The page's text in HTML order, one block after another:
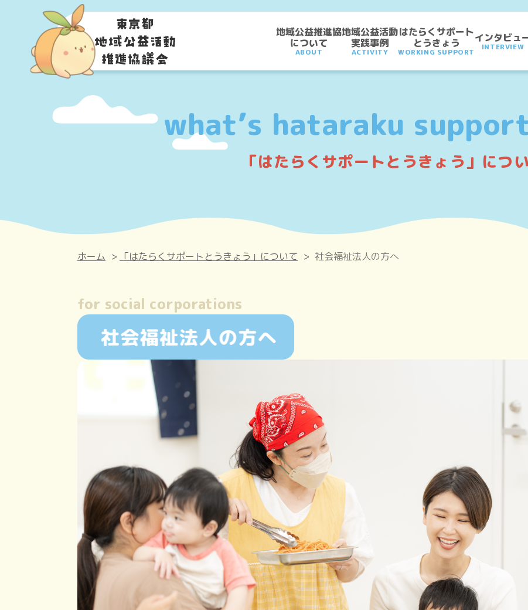
地域公益推進協
について
ABOUT
地域公益活動
実践事例
ACTIVITY
はたらくサポート
とうきょう
WORKING SUPPORT
インタビュ
INTERVIEW
what’s hataraku
「はたらくサポートとうきょう」につ
ホーム > 「はたらくサポートとうきょう」について > 社会福祉法人の方へ
for social corporations